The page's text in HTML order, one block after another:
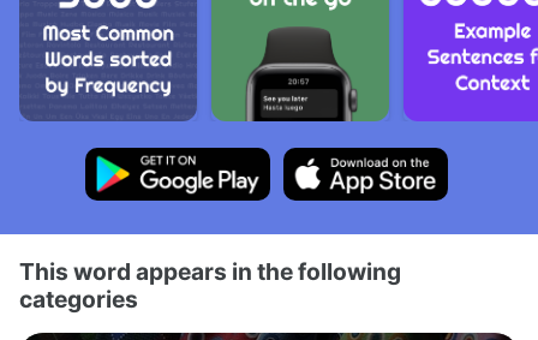
This word appears in the following
categories